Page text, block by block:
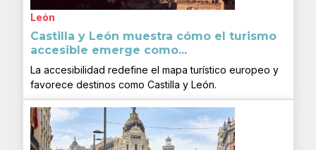
León
Castilla y León muestra cómo el turismo
accesible emerge como...
La accesibilidad redefine el mapa turístico europeo y
favorece destinos como Castilla y León.